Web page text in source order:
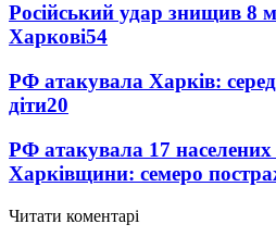
Російський удар знищив 8
Харкові54
РФ атакувала Харків:
діти20
РФ атакувала 17 населених
Харківщини: семеро
Читати коментарі